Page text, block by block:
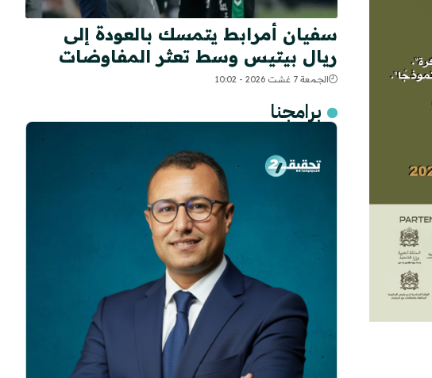
سفيان أمرابط يتمسك بالعودة إلى
ريال بيتيس وسط تعثر المفاوضات
الجمعة 7 غشت 2026 - 10:02
برامجنا